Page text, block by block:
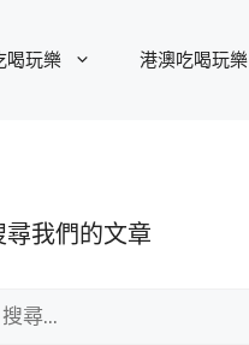
喝玩樂 港澳吃喝玩樂
尋我們的文章
: